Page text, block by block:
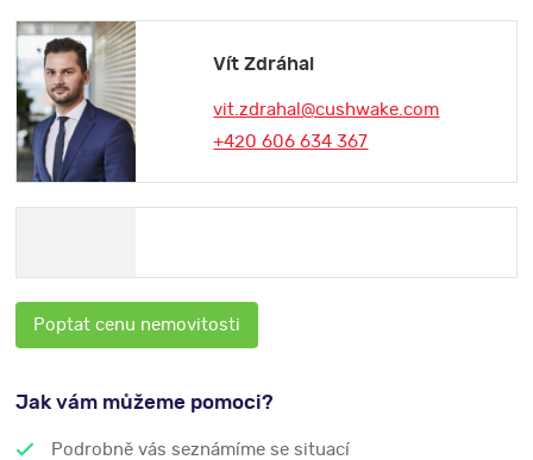
Vít Zdráhal
vit.zdrahal@cushwake.com
+420 606 634 367
Poptat cenu nemovitosti
Jak vám můžeme pomoci?
Podrobně vás seznámíme se situací